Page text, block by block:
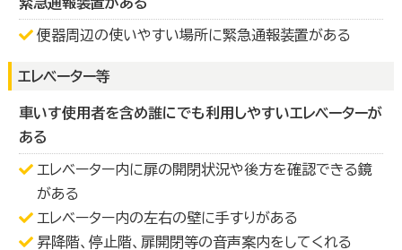
便器周辺の使いやすい場所に緊急通報装置がある
エレベーター等
車いす使用者を含め誰にでも利用しやすいエレベーターが
ある
エレベーター内に扉の開閉状況や後方を確認できる鏡
がある
エレベーター内の左右の壁に手すりがある
昇降階、停止階、扉開閉等の音声案内をしてくれる